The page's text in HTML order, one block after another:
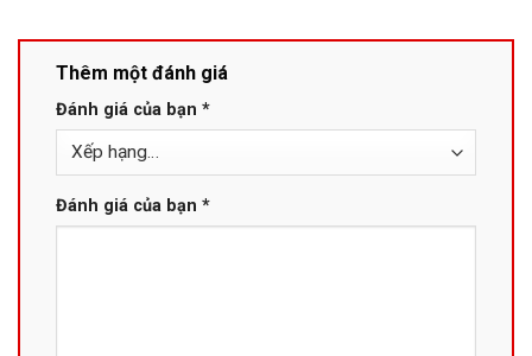
Thêm một đánh giá
Đánh giá của bạn *
Đánh giá của bạn *